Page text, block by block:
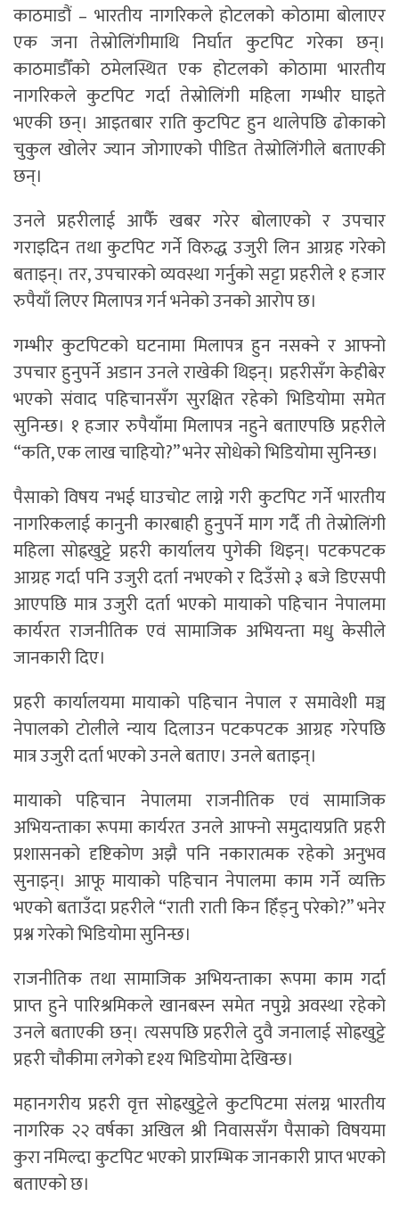
काठमाडौं – भारतीय नागरिकले होटलको कोठामा बोलाएर
एक जना तेस्रोलिंगीमाथि निर्घात कुटपिट गरेका छन्।
काठमाडौँको ठमेलस्थित एक होटलको कोठामा भारतीय
नागरिकले कुटपिट गर्दा तेस्रोलिंगी महिला गम्भीर घाइते
भएकी छन्। आइतबार राति कुटपिट हुन थालेपछि ढोकाको
चुकुल खोलेर ज्यान जोगाएको पीडित तेस्रोलिंगीले बताएकी
छन्।
उनले प्रहरीलाई आफैँ खबर गरेर बोलाएको र उपचार
गराइदिन तथा कुटपिट गर्ने विरुद्ध उजुरी लिन आग्रह गरेको
बताइन्। तर, उपचारको व्यवस्था गर्नुको सट्टा प्रहरीले १ हजार
रुपैयाँ लिएर मिलापत्र गर्न भनेको उनको आरोप छ।
गम्भीर कुटपिटको घटनामा मिलापत्र हुन नसक्ने र आफ्नो
उपचार हुनुपर्ने अडान उनले राखेकी थिइन्। प्रहरीसँग केहीबेर
भएको संवाद पहिचानसँग सुरक्षित रहेको भिडियोमा समेत
सुनिन्छ। १ हजार रुपैयाँमा मिलापत्र नहुने बताएपछि प्रहरीले
“कति, एक लाख चाहियो?” भनेर सोधेको भिडियोमा सुनिन्छ।
पैसाको विषय नभई घाउचोट लाग्ने गरी कुटपिट गर्ने भारतीय
नागरिकलाई कानुनी कारबाही हुनुपर्ने माग गर्दै ती तेस्रोलिंगी
महिला सोह्रखुट्टे प्रहरी कार्यालय पुगेकी थिइन्। पटकपटक
आग्रह गर्दा पनि उजुरी दर्ता नभएको र दिउँसो ३ बजे डिएसपी
आएपछि मात्र उजुरी दर्ता भएको मायाको पहिचान नेपालमा
कार्यरत राजनीतिक एवं सामाजिक अभियन्ता मधु केसीले
जानकारी दिए।
प्रहरी कार्यालयमा मायाको पहिचान नेपाल र समावेशी मञ्च
नेपालको टोलीले न्याय दिलाउन पटकपटक आग्रह गरेपछि
मात्र उजुरी दर्ता भएको उनले बताए। उनले बताइन्।
मायाको पहिचान नेपालमा राजनीतिक एवं सामाजिक
अभियन्ताका रूपमा कार्यरत उनले आफ्नो समुदायप्रति प्रहरी
प्रशासनको दृष्टिकोण अझै पनि नकारात्मक रहेको अनुभव
सुनाइन्। आफू मायाको पहिचान नेपालमा काम गर्ने व्यक्ति
भएको बताउँदा प्रहरीले “राती राती किन हिँड्नु परेको?” भनेर
प्रश्न गरेको भिडियोमा सुनिन्छ।
राजनीतिक तथा सामाजिक अभियन्ताका रूपमा काम गर्दा
प्राप्त हुने पारिश्रमिकले खानबस्न समेत नपुग्ने अवस्था रहेको
उनले बताएकी छन्। त्यसपछि प्रहरीले दुवै जनालाई सोह्रखुट्टे
प्रहरी चौकीमा लगेको दृश्य भिडियोमा देखिन्छ।
महानगरीय प्रहरी वृत्त सोह्रखुट्टेले कुटपिटमा संलग्न भारतीय
नागरिक २२ वर्षका अखिल श्री निवाससँग पैसाको विषयमा
कुरा नमिल्दा कुटपिट भएको प्रारम्भिक जानकारी प्राप्त भएको
बताएको छ।